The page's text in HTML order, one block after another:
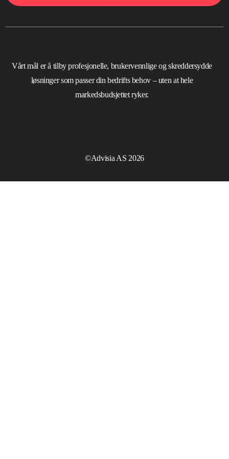
Vårt mål er å tilby profesjonelle, brukervennlige og skreddersydde
løsninger som passer din bedrifts behov – uten at hele
markedsbudsjettet ryker.
©Advisia AS 2026